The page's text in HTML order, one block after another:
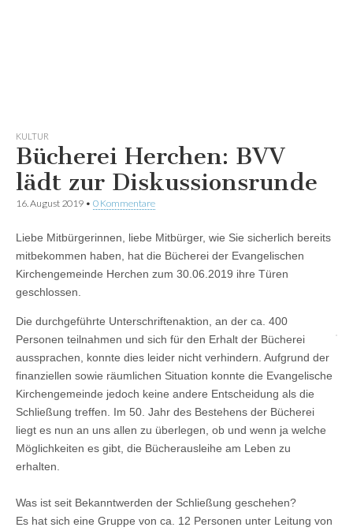
KULTUR
Bücherei Herchen: BVV
lädt zur Diskussionsrunde
16. August 2019 • 0 Kommentare
Liebe Mitbürgerinnen, liebe Mitbürger, wie Sie sicherlich bereits
mitbekommen haben, hat die Bücherei der Evangelischen
Kirchengemeinde Herchen zum 30.06.2019 ihre Türen
geschlossen.
Die durchgeführte Unterschriftenaktion, an der ca. 400
Personen teilnahmen und sich für den Erhalt der Bücherei
aussprachen, konnte dies leider nicht verhindern. Aufgrund der
finanziellen sowie räumlichen Situation konnte die Evangelische
Kirchengemeinde jedoch keine andere Entscheidung als die
Schließung treffen. Im 50. Jahr des Bestehens der Bücherei
liegt es nun an uns allen zu überlegen, ob und wenn ja welche
Möglichkeiten es gibt, die Bücherausleihe am Leben zu
erhalten.
Was ist seit Bekanntwerden der Schließung geschehen?
Es hat sich eine Gruppe von ca. 12 Personen unter Leitung von